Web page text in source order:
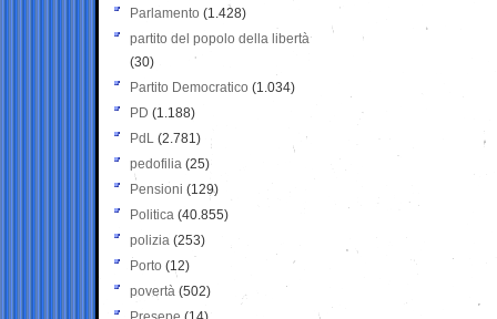
Parlamento (1.428)
partito del popolo della libertà
(30)
Partito Democratico (1.034)
PD (1.188)
PdL (2.781)
pedofilia (25)
Pensioni (129)
Politica (40.855)
polizia (253)
Porto (12)
povertà (502)